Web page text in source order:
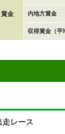
賞金 内地方賞金
収得賞金（平
走レース